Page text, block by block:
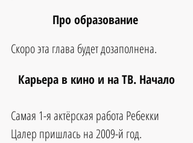
Про образование
Скоро эта глава будет дозаполнена.
Карьера в кино и на ТВ. Начало
Самая 1-я актёрская работа Ребекки
Цалер пришлась на 2009-й год.